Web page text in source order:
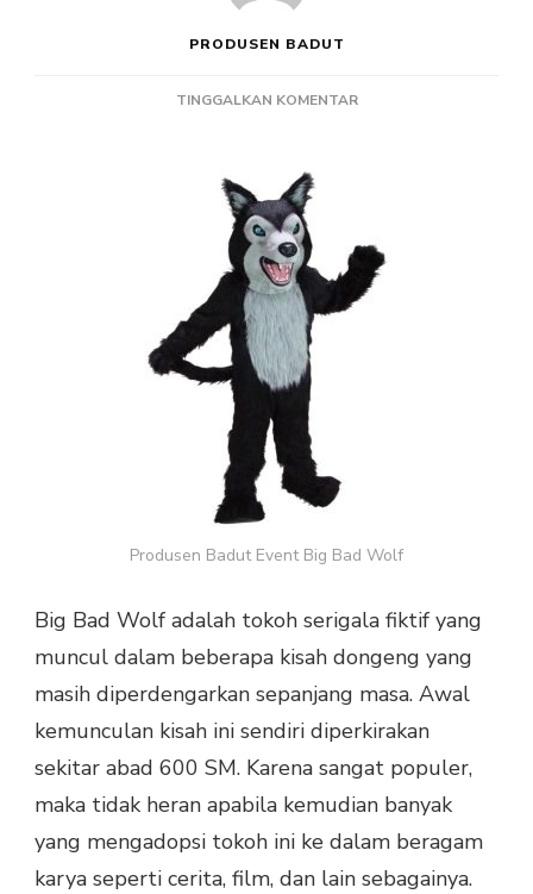
PRODUSEN BADUT
TINGGALKAN KOMENTARPADA
WOLF
Produsen Badut Event Big Bad Wolf
Big Bad Wolf adalah tokoh serigala fiktif yang
muncul dalam beberapa kisah dongeng yang
masih diperdengarkan sepanjang masa. Awal
kemunculan kisah ini sendiri diperkirakan
sekitar abad 600 SM. Karena sangat populer,
maka tidak heran apabila kemudian banyak
yang mengadopsi tokoh ini ke dalam beragam
karya seperti cerita, film, dan lain sebagainya.